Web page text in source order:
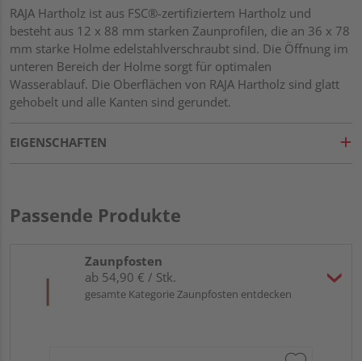
RAJA Hartholz ist aus FSC®-zertifiziertem Hartholz und
besteht aus 12 x 88 mm starken Zaunprofilen, die an 36 x 78
mm starke Holme edelstahlverschraubt sind. Die Öffnung im
unteren Bereich der Holme sorgt für optimalen
Wasserablauf. Die Oberflächen von RAJA Hartholz sind glatt
gehobelt und alle Kanten sind gerundet.
EIGENSCHAFTEN
Passende Produkte
Zaunpfosten
ab 54,90 € / Stk.
gesamte Kategorie Zaunpfosten entdecken